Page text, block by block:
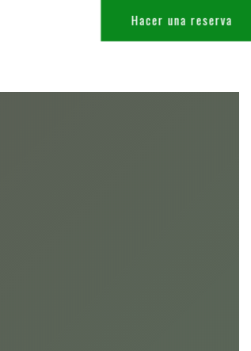
Hacer una reserva